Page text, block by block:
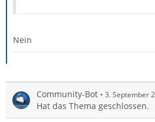
Nein
Community-Bot 3. September
Hat das Thema geschlossen.